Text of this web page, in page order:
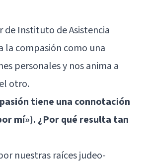
de Instituto deAsistencia
la compasión como una
personales y nos anima a
otro.
tiene una connotación
mí»). ¿Por qué resulta tan
nuestras raíces judeo-